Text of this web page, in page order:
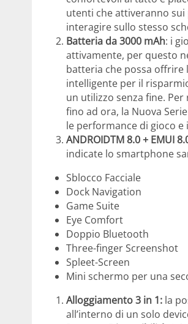
utenti che attiveranno
interagire sullo stesso
Batteria da 3000 mAh: i
attivamente, per questo
batteria che possa offrire
intelligente per il
un utilizzo senza fine.
fino ad ora, la Nuova
le performance di gioco
ANDROIDTM 8.0 + EMUI
indicate lo smartphone
Sblocco Facciale
Dock Navigation
Game Suite
Eye Comfort
Doppio Bluetooth
Three-finger Screenshot
Spleet-Screen
Mini schermo per una
Alloggiamento 3 in 1: la
all’interno di un solo